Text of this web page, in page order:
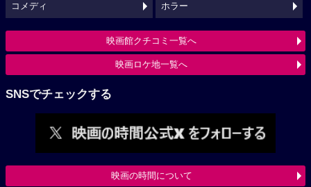
コメディ ホラー
映画館クチコミ一覧へ
映画ロケ地一覧へ
SNSでチェックする
映画の時間について